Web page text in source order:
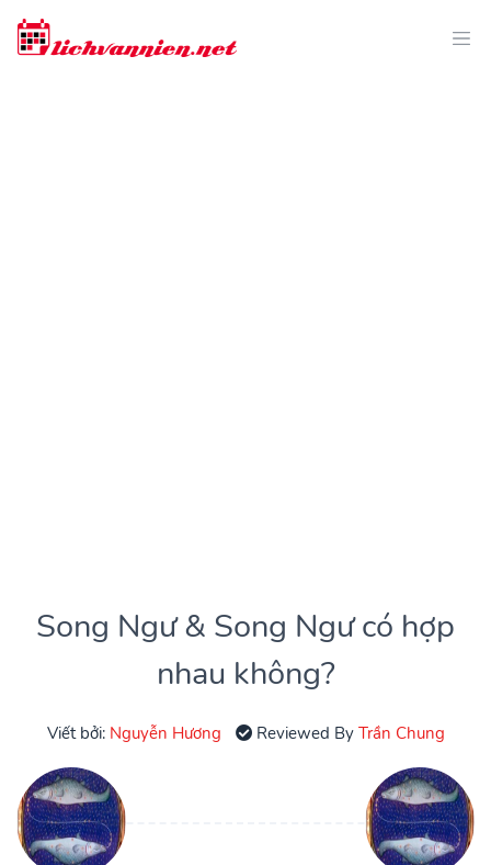
Song Ngư & Song Ngư có hợp
nhau không?
Viết bởi: Nguyễn Hương Reviewed ByTrần Chung